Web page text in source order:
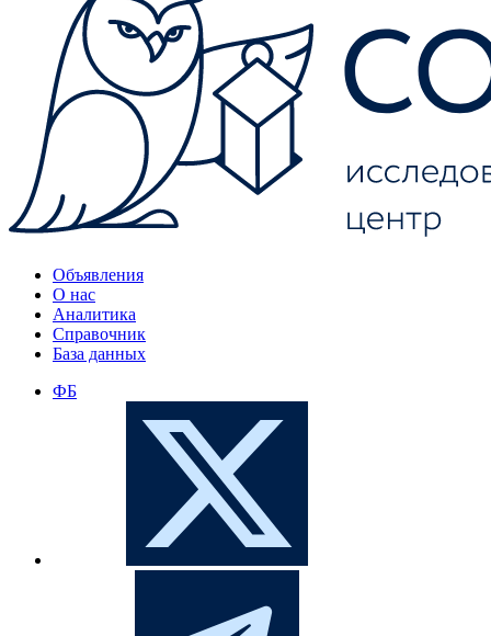
Объявления
О нас
Аналитика
Справочник
База данных
ФБ